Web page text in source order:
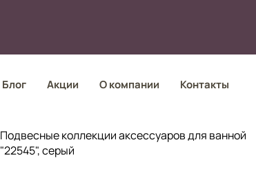
Блог Акции О компании Контакты
Подвесные коллекции аксессуаров для ванной
серый